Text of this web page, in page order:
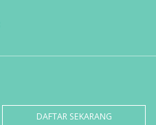
DAFTAR SEKARANG